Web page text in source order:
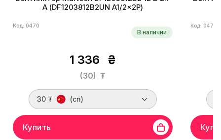
А (DF1203812B2UN A1/2×2P)
Код: 0470
В наличии
1 336 ₴
(30) ₮
30 ₮ (cn)
Купить
Код: 0471